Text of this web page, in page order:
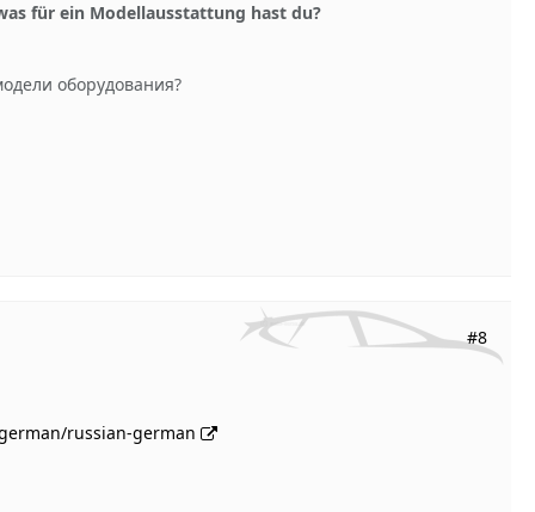
für ein Modellausstattung hast du?
оборудования?
#8
russian-german